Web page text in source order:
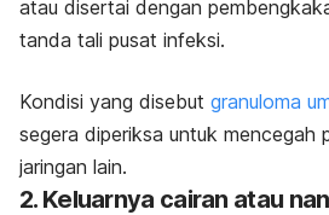
atau disertai dengan
tanda tali pusat infeksi.
Kondisi yang disebut granuloma
segera diperiksa untuk mencegah
jaringan lain.
2. Keluarnya cairan atau